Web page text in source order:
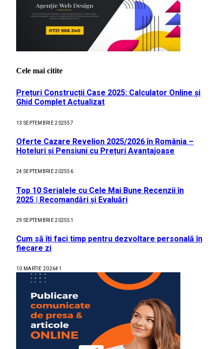
Cele mai citite
Prețuri Construcții Case 2025: Calculator Online și
Ghid Complet Actualizat
13 SEPTEMBRIE 202557
Oferte Cazare Revelion 2025/2026 în România –
Hoteluri și Pensiuni cu Prețuri Avantajoase
24 SEPTEMBRIE 202556
Top 10 Serialele cu Cele Mai Bune Recenzii în
2025 | Recomandări și Evaluări
29 SEPTEMBRIE 202551
Cum să îți faci timp pentru dezvoltare personală în
fiecare zi
10 MARTIE 202641